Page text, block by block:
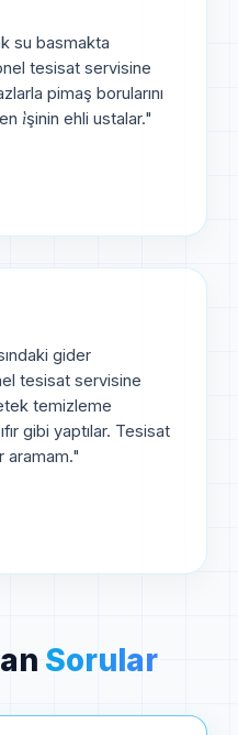
su basmakta
tesisat servisine
pimaş borularını
i̇şinin ehli ustalar."
gider
tesisat servisine
temizleme
gibi yaptılar. Tesisat
aramam."
Sorular